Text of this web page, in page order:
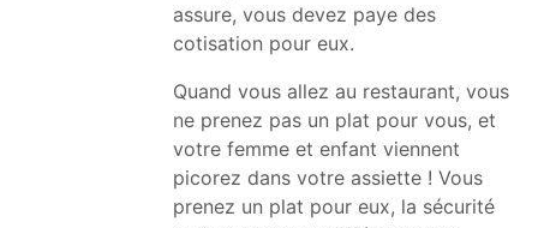
assure, vous devez paye des
cotisation pour eux.
Quand vous allez au restaurant, vous
ne prenez pas un plat pour vous, et
votre femme et enfant viennent
picorez dans votre assiette ! Vous
prenez un plat pour eux, la sécurité